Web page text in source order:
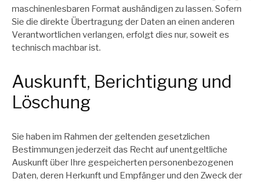
maschinenlesbaren Format aushändigen zu lassen. Sofern
Sie die direkte Übertragung der Daten an einen anderen
Verantwortlichen verlangen, erfolgt dies nur, soweit es
technisch machbar ist.
Auskunft, Berichtigung und
Löschung
Sie haben im Rahmen der geltenden gesetzlichen
Bestimmungen jederzeit das Recht auf unentgeltliche
Auskunft über Ihre gespeicherten personenbezogenen
Daten, deren Herkunft und Empfänger und den Zweck der